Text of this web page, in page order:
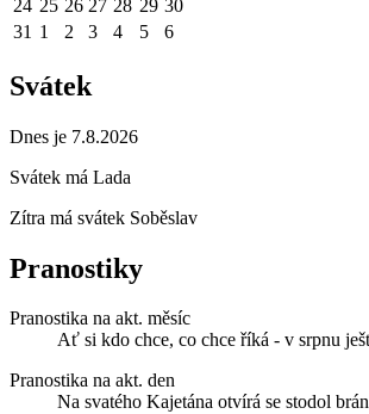
24 25 26 27 28 29 30
31 1 2 3 4 5 6
Svátek
Dnes je 7.8.2026
Svátek má Lada
Zítra má svátek Soběslav
Pranostiky
Pranostika na akt. měsíc
Ať si kdo chce, co chce říká - v srpnu
Pranostika na akt. den
Na svatého Kajetána otvírá se stodol